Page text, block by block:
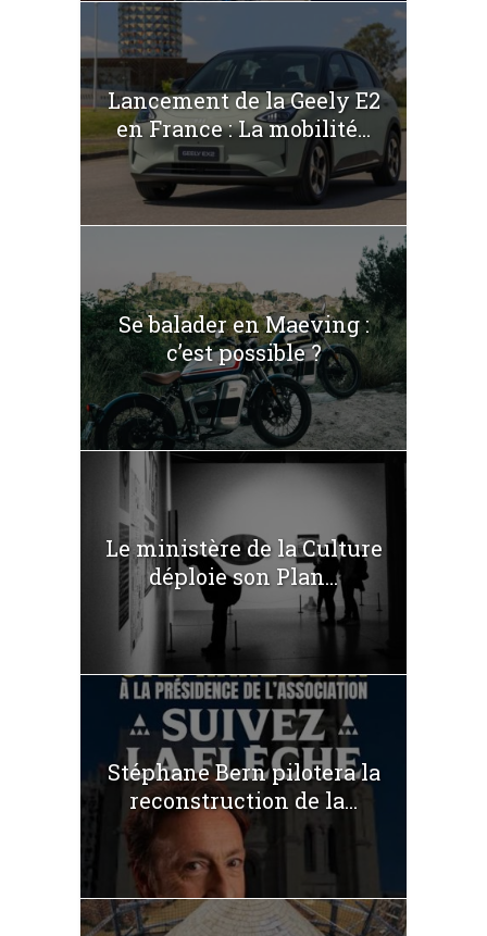
Lancement de la Geely E2
en France : La mobilité...
Se balader en Maeving :
c’est possible ?
Le ministère de la Culture
déploie son Plan...
Stéphane Bern pilotera la
reconstruction de la...